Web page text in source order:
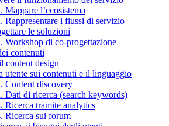
Mappare l’ecosistema
Rappresentare i flussi di servizio
le soluzioni
Workshop di co-progettazione
contenuti
content design
utente sui contenuti e il linguaggio
Content discovery
Dati di ricerca (search keywords)
Ricerca tramite analytics
Ricerca sui forum